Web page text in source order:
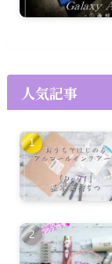
人気記事